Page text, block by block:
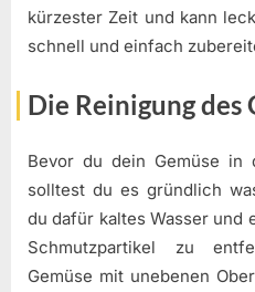
kürzester Zeit und kann
schnell und einfach
Die Reinigung des
Bevor du dein Gemüse in
solltest du es gründlich
du dafür kaltes Wasser und
Schmutzpartikel zu
Gemüse mit unebenen